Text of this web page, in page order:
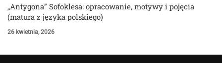
„Antygona” Sofoklesa: opracowanie, motywy i pojęcia
(matura z języka polskiego)
26 kwietnia, 2026